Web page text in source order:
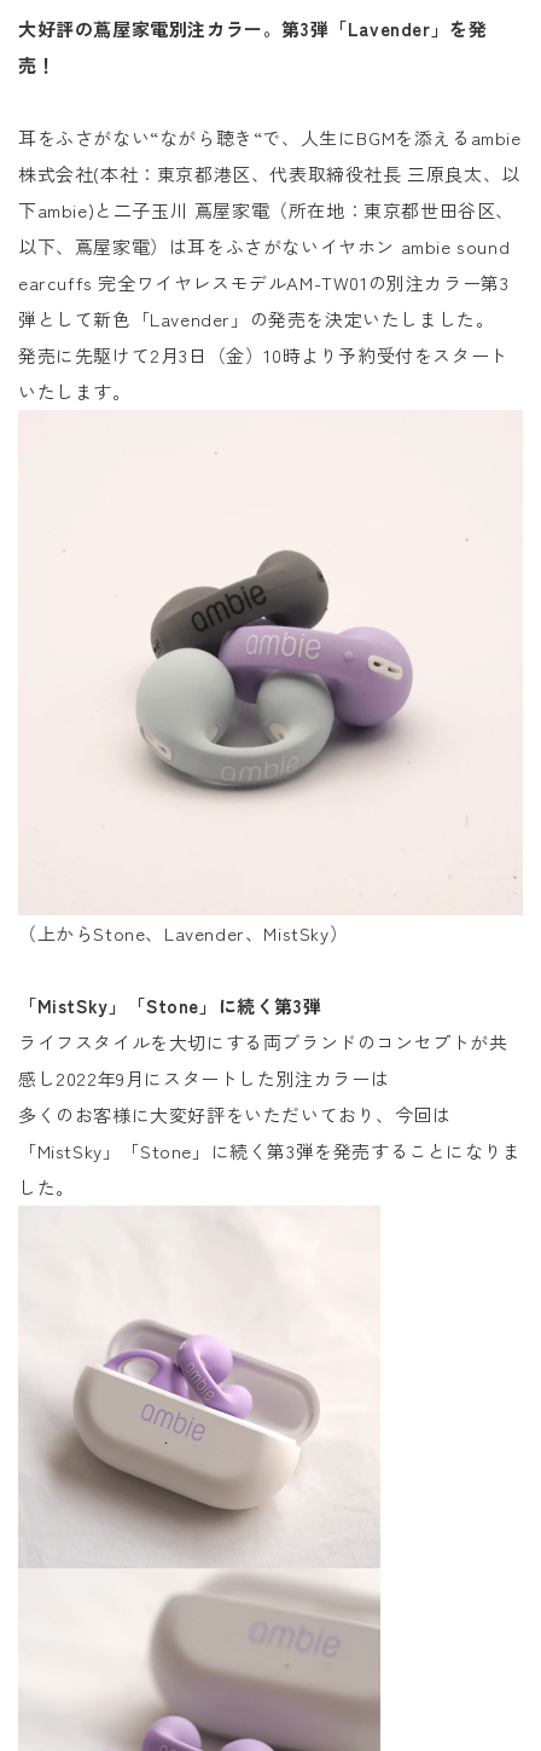
大好評の蔦屋家電別注カラー。第3弾「Lavender」を発
売！
耳をふさがない“ながら聴き“で、人生にBGMを添えるambie
株式会社(本社：東京都港区、代表取締役社長 三原良太、以
下ambie)と二子玉川 蔦屋家電（所在地：東京都世田谷区、
以下、蔦屋家電）は耳をふさがないイヤホン ambie sound
earcuffs 完全ワイヤレスモデルAM-TW01の別注カラー第3
弾として新色「Lavender」の発売を決定いたしました。
発売に先駆けて2月3日（金）10時より予約受付をスタート
いたします。
（上からStone、Lavender、MistSky）
「MistSky」「Stone」に続く第3弾
ライフスタイルを大切にする両ブランドのコンセプトが共
感し2022年9月にスタートした別注カラーは
多くのお客様に大変好評をいただいており、今回は
「MistSky」「Stone」に続く第3弾を発売することになりま
した。